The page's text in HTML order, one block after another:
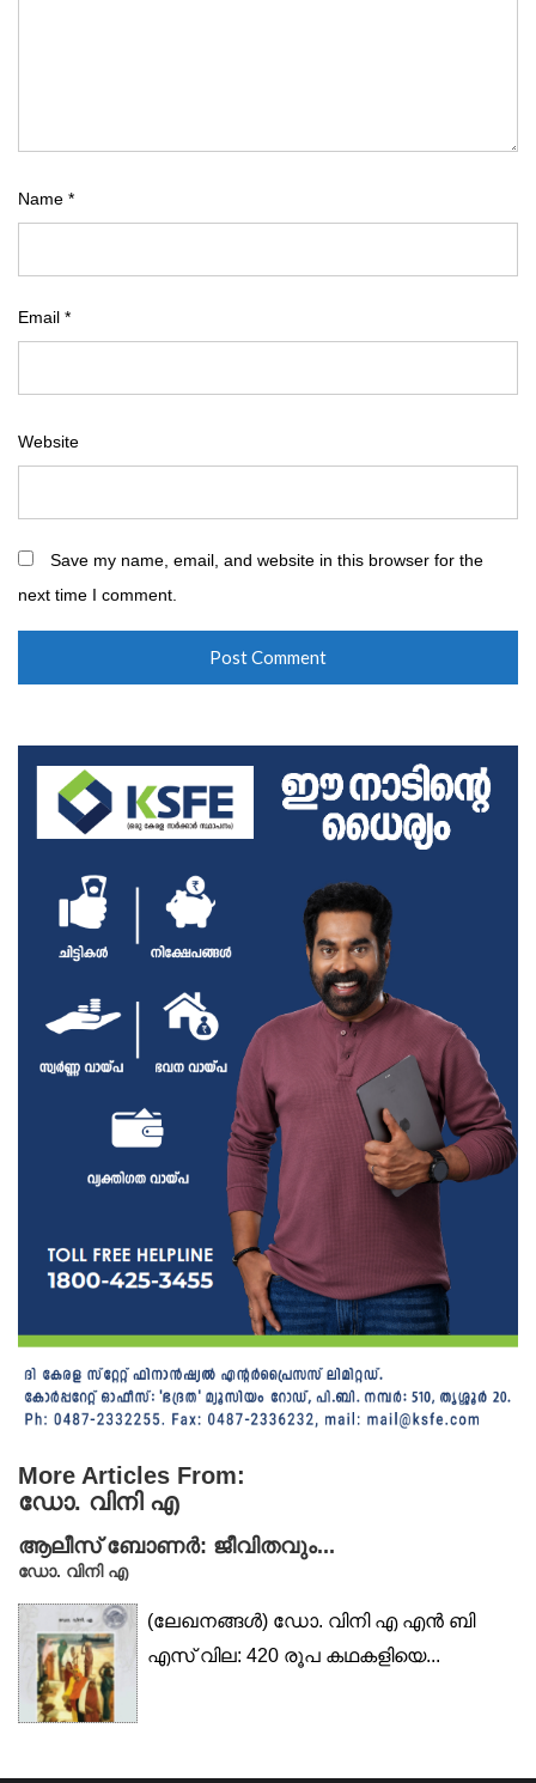
Name *
Email *
Website
Save my name, email, and website in this browser for the
next time I comment.
More Articles From:
ഡോ. വിനി എ
ആലീസ് ബോണർ: ജീവിതവും...
ഡോ. വിനി എ
(ലേഖനങ്ങൾ) ഡോ. വിനി എ എൻ ബി
എസ് വില: 420 രൂപ കഥകളിയെ...